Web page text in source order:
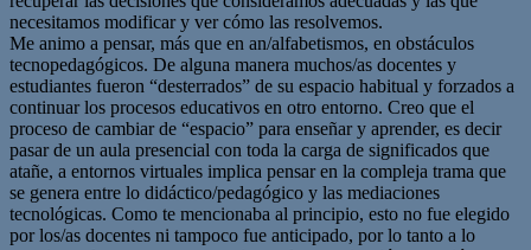
necesitamos modificar y ver cómo las resolvemos.
Me animo a pensar, más que en an/alfabetismos, en obstáculos
tecnopedagógicos. De alguna manera muchos/as docentes y
estudiantes fueron “desterrados” de su espacio habitual y forzados a
continuar los procesos educativos en otro entorno. Creo que el
proceso de cambiar de “espacio” para enseñar y aprender, es decir
pasar de un aula presencial con toda la carga de significados que
atañe, a entornos virtuales implica pensar en la compleja trama que
se genera entre lo didáctico/pedagógico y las mediaciones
tecnológicas. Como te mencionaba al principio, esto no fue elegido
por los/as docentes ni tampoco fue anticipado, por lo tanto a lo